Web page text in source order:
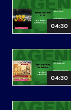
04:30
04:30